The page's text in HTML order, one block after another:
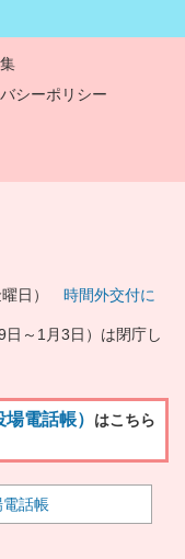
シーポリシー
曜日） 時間外交付に
～1月3日）は閉庁し
電話帳） はこちら
電話帳